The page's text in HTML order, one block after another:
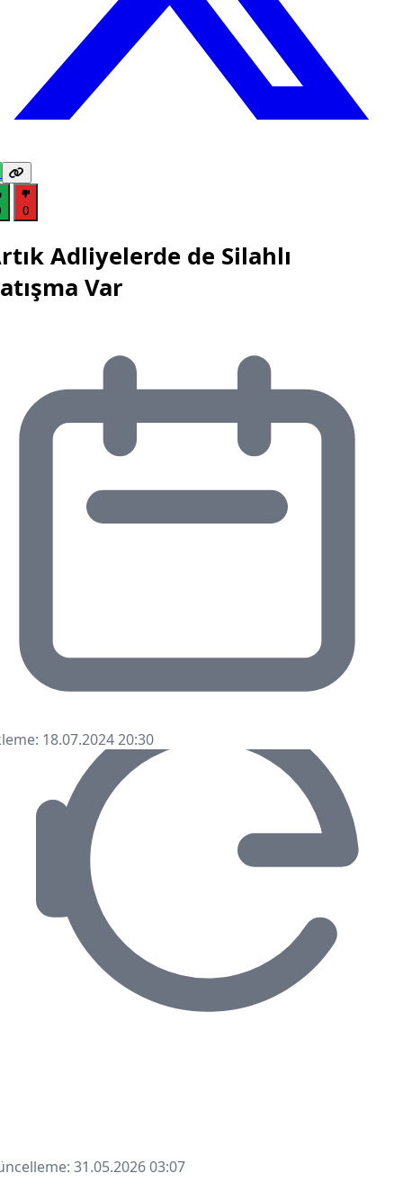
0
Adliyelerde de Silahlı
Var
18.07.2024 20:30
31.05.2026 03:07